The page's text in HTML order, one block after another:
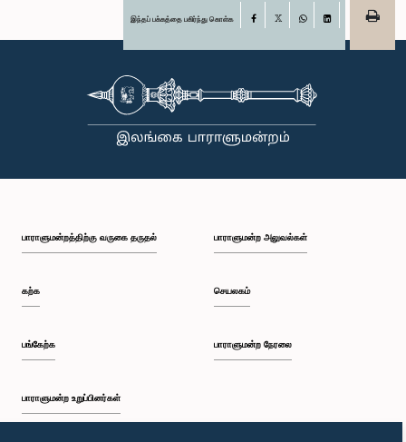
இந்தப் பக்கத்தை பகிர்ந்து கொள்க Facebook
பாராளுமன்றத்திற்கு வருகை தருதல்
கற்க
பங்கேற்க
பாராளுமன்ற உறுப்பினர்கள்
பாராளுமன்ற அலுவல்கள்
செயலகம்
பாராளுமன்ற நேரலை